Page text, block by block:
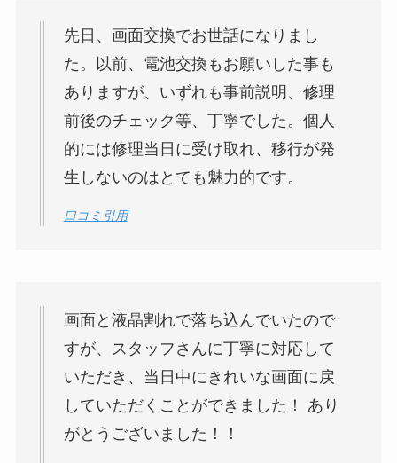
先日、画面交換でお世話になりまし
た。以前、電池交換もお願いした事も
ありますが、いずれも事前説明、修理
前後のチェック等、丁寧でした。個人
的には修理当日に受け取れ、移行が発
生しないのはとても魅力的です。
口コミ引用
画面と液晶割れで落ち込んでいたので
すが、スタッフさんに丁寧に対応して
いただき、当日中にきれいな画面に戻
していただくことができました！ あり
がとうございました！！